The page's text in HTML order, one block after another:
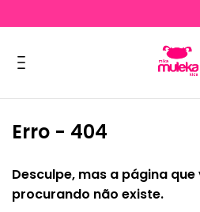
Erro - 404
Desculpe, mas a página
procurando não existe.